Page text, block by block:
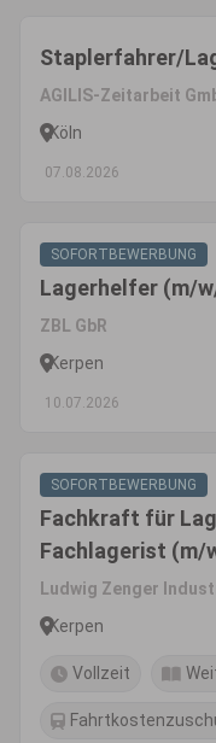
Staplerfahrer/
AGILIS-Zeitarbeit
Köln
07.08.2026
SOFORTBEWERBUNG
Lagerhelfer (m/
ZBL GbR
Kerpen
10.07.2026
SOFORTBEWERBUNG
Fachkraft für
Fachlagerist (m/
Ludwig Zenger
Kerpen
Vollzeit